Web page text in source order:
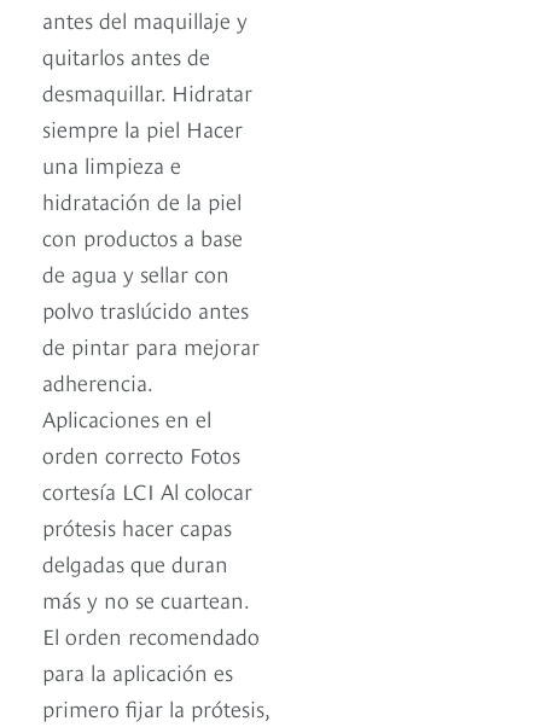
antes del maquillaje y
quitarlos antes de
desmaquillar. Hidratar
siempre la piel Hacer
una limpieza e
hidratación de la piel
con productos a base
de agua y sellar con
polvo traslúcido antes
de pintar para mejorar
adherencia.
Aplicaciones en el
orden correcto Fotos
cortesía LCI Al colocar
prótesis hacer capas
delgadas que duran
más y no se cuartean.
El orden recomendado
para la aplicación es
primero fijar la prótesis,